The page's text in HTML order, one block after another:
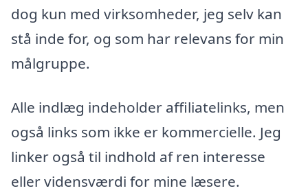
dog kun med virksomheder, jeg selv kan
stå inde for, og som har relevans for min
målgruppe.
Alle indlæg indeholder affiliatelinks, men
også links som ikke er kommercielle. Jeg
linker også til indhold af ren interesse
eller vidensværdi for mine læsere.